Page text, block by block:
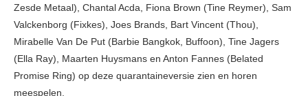
Zesde Metaal), Chantal Acda, Fiona Brown (Tine Reymer), Sam
Valckenborg (Fixkes), Joes Brands, Bart Vincent (Thou),
Mirabelle Van De Put (Barbie Bangkok, Buffoon), Tine Jagers
(Ella Ray), Maarten Huysmans en Anton Fannes (Belated
Promise Ring) op deze quarantaineversie zien en horen
meespelen.